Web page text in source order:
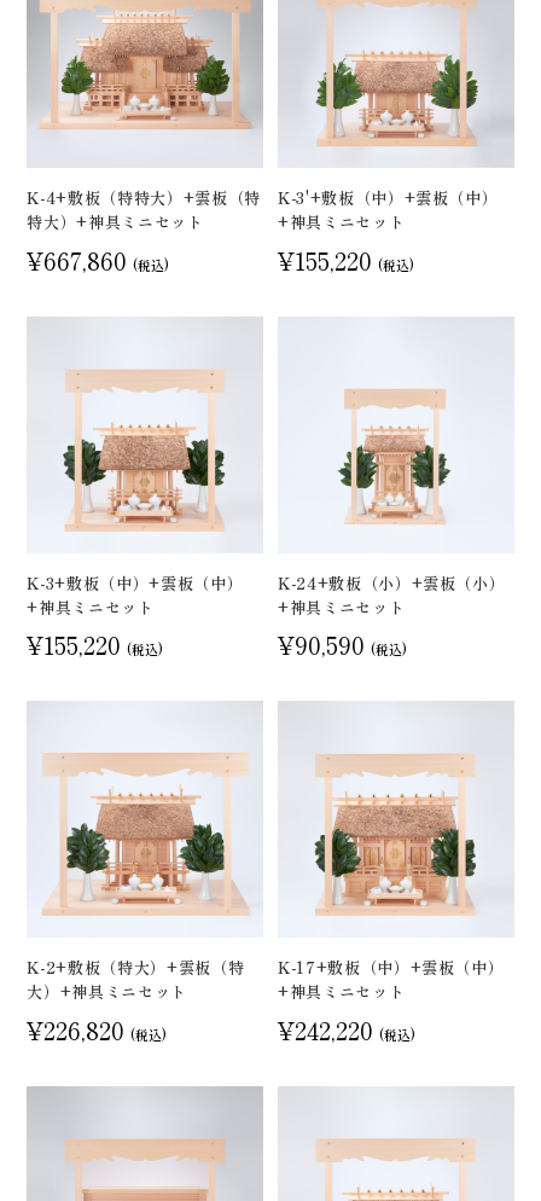
K-4+敷板（特特大）+雲板（特
特大）+神具ミニセット
¥667,860 (税込)
K-3'+敷板（中）+雲板（中）
+神具ミニセット
¥155,220 (税込)
K-3+敷板（中）+雲板（中）
+神具ミニセット
¥155,220 (税込)
K-24+敷板（小）+雲板（小）
+神具ミニセット
¥90,590 (税込)
K-2+敷板（特大）+雲板（特
大）+神具ミニセット
¥226,820 (税込)
K-17+敷板（中）+雲板（中）
+神具ミニセット
¥242,220 (税込)